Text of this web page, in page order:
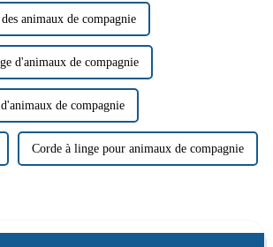
animaux de compagnie
d'animaux de compagnie
de compagnie
Corde à linge pour animaux de compagnie